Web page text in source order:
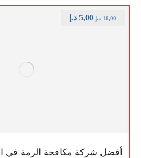
أفضل شركة مكافحة الرمة في العين :
10,00 د.إ 5,00 د.إ